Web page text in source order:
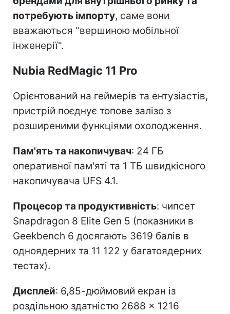
потребують імпорту, саме вони
вважаються "вершиною мобільної
інженерії".
Nubia RedMagic 11 Pro
Орієнтований на геймерів та ентузіастів,
пристрій поєднує топове залізо з
розширеними функціями охолодження.
Пам'ять та накопичувач: 24 ГБ
оперативної пам'яті та 1 ТБ швидкісного
накопичувача UFS 4.1.
Процесор та продуктивність: чипсет
Snapdragon 8 Elite Gen 5 (показники в
Geekbench 6 досягають 3619 балів в
одноядерних та 11 122 у багатоядерних
тестах).
Дисплей: 6,85-дюймовий екран із
роздільною здатністю 2688 × 1216